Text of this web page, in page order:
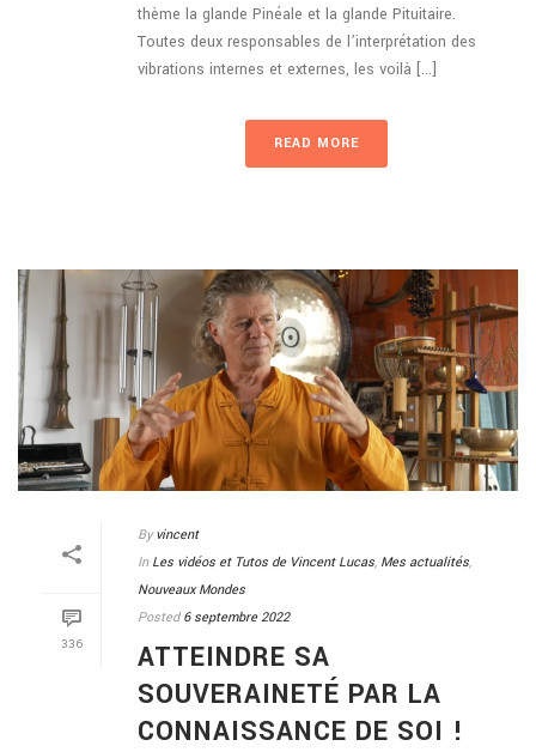
thème la glande Pinéale et la glande Pituitaire.
Toutes deux responsables de l’interprétation des
vibrations internes et externes, les voilà [...]
READ MORE
336
By vincent
In Les vidéos et Tutos de Vincent Lucas, Mes actualités,
Nouveaux Mondes
Posted 6 septembre 2022
ATTEINDRE SA
SOUVERAINETÉ PAR LA
CONNAISSANCE DE SOI !